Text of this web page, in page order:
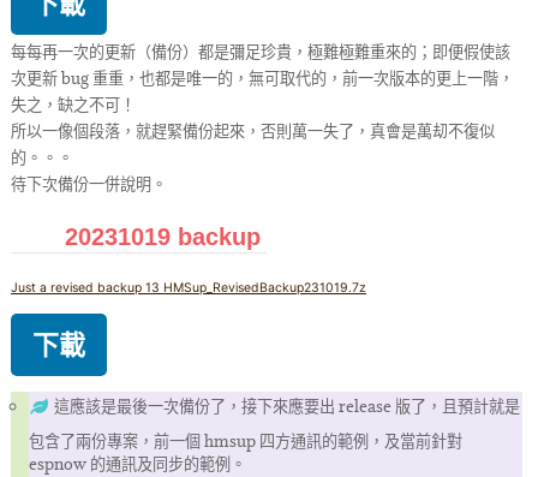
每每再一次的更新（備份）都是彌足珍貴，極難極難重來的；即便假使該
次更新 bug 重重，也都是唯一的，無可取代的，前一次版本的更上一階，
失之，缺之不可！
所以一像個段落，就趕緊備份起來，否則萬一失了，真會是萬刧不復似
的。。。
待下次備份一併說明。
20231019 backup
Just a revised backup 13 HMSup_RevisedBackup231019.7z
下載
這應該是最後一次備份了，接下來應要出 release 版了，且預計就是
包含了兩份專案，前一個 hmsup 四方通訊的範例，及當前針對
espnow 的通訊及同步的範例。